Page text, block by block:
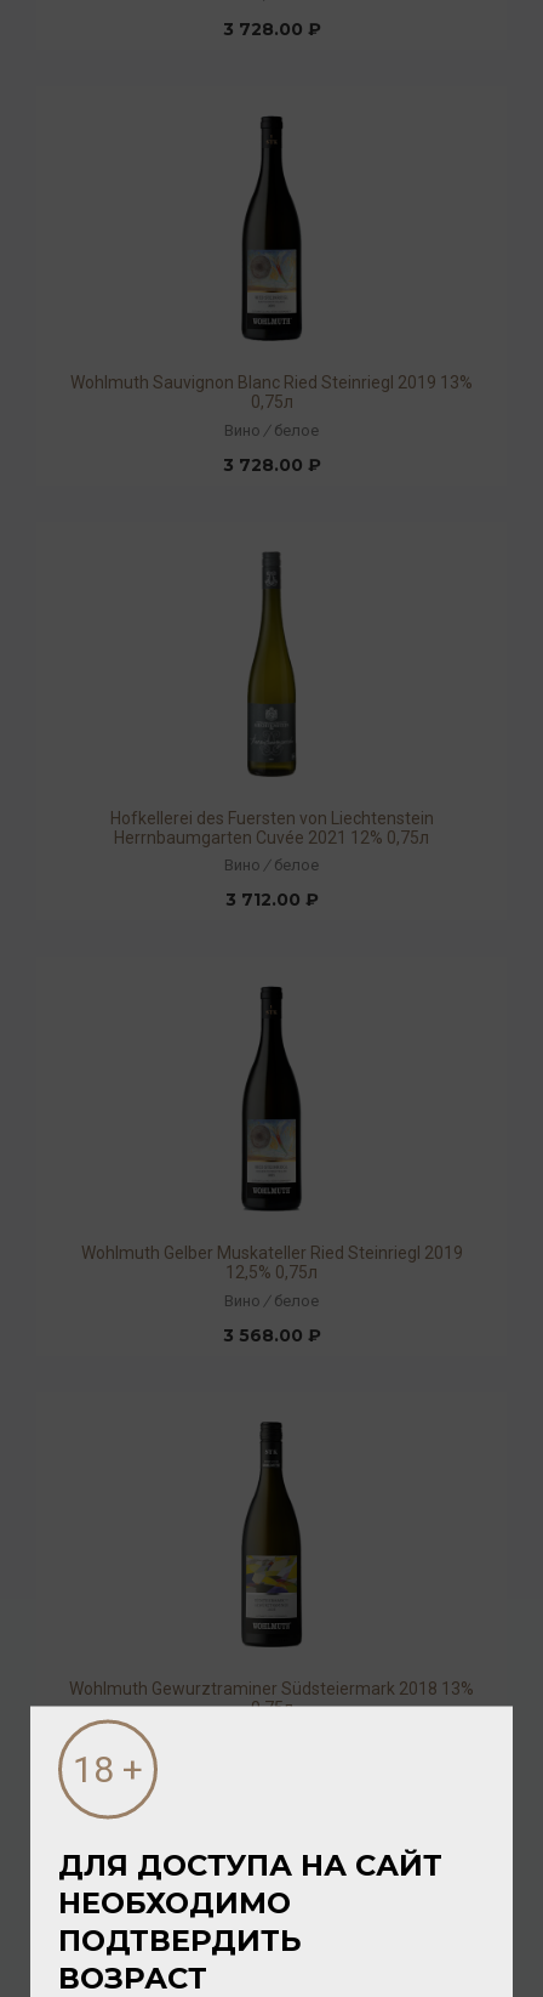
3 728.00 ₽
Wohlmuth Sauvignon Blanc Ried Steinriegl 2019 13%
0,75л
Вино / белое
3 728.00 ₽
Hofkellerei des Fuersten von Liechtenstein
Herrnbaumgarten Cuvée 2021 12% 0,75л
Вино / белое
3 712.00 ₽
Wohlmuth Gelber Muskateller Ried Steinriegl 2019
12,5% 0,75л
Вино / белое
3 568.00 ₽
Wohlmuth Gewurztraminer Südsteiermark 2018 13%
0,75л
ДЛЯ ДОСТУПА НА САЙТ
НЕОБХОДИМО
ПОДТВЕРДИТЬ
ВОЗРАСТ